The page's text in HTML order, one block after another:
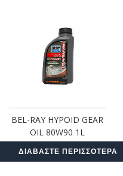
BEL-RAY HYPOID GEAR
OIL 80W90 1L
ΔΙΑΒΆΣΤΕ ΠΕΡΙΣΣΌΤΕΡΑ